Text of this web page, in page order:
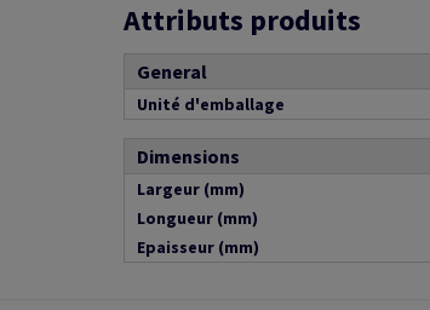
Attributs produits
General
Unité d'emballage
Dimensions
Largeur (mm)
Longueur (mm)
Epaisseur (mm)